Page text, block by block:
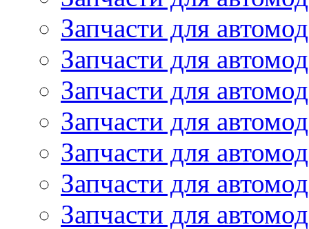
Запчасти для
Запчасти для
Запчасти для
Запчасти для
Запчасти для
Запчасти для
Запчасти для